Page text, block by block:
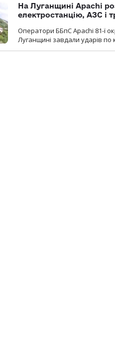
На Луганщині Apachi
електростанцію, АЗС і
Оператори ББпС Apachi 81-ї
Луганщині завдали ударів по